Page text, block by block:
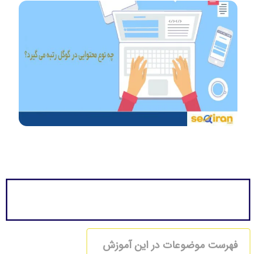
فهرست موضوعات در این آموزش